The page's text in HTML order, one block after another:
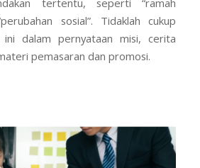
tertentu, seperti “ramah
sosial”. Tidaklah cukup
ini dalam pernyataan misi, cerita
pemasaran dan promosi.